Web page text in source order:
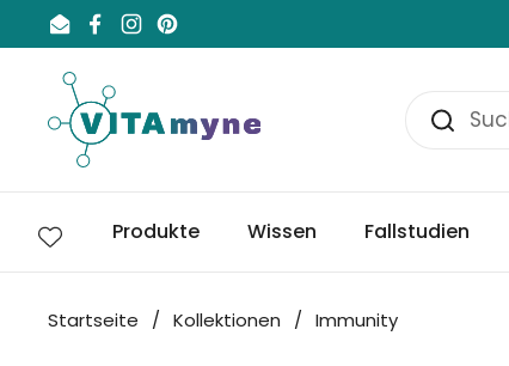
Zum Inhalt springen
EmailFacebook
Instagram
Pinterest
Produkte Wissen Fallstudien
Startseite / Kollektionen / Immunity